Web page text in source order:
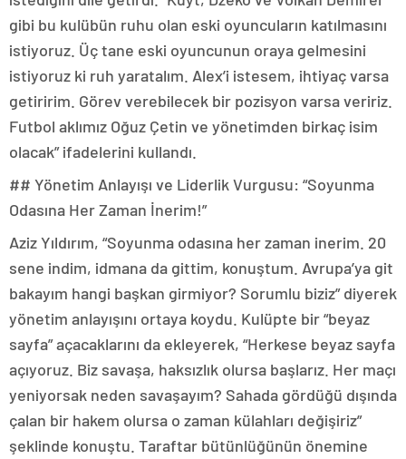
gibi bu kulübün ruhu olan eski oyuncuların katılmasını
istiyoruz. Üç tane eski oyuncunun oraya gelmesini
istiyoruz ki ruh yaratalım. Alex’i istesem, ihtiyaç varsa
getiririm. Görev verebilecek bir pozisyon varsa veririz.
Futbol aklımız Oğuz Çetin ve yönetimden birkaç isim
olacak” ifadelerini kullandı.
## Yönetim Anlayışı ve Liderlik Vurgusu: “Soyunma
Odasına Her Zaman İnerim!”
Aziz Yıldırım, “Soyunma odasına her zaman inerim. 20
sene indim, idmana da gittim, konuştum. Avrupa’ya git
bakayım hangi başkan girmiyor? Sorumlu biziz” diyerek
yönetim anlayışını ortaya koydu. Kulüpte bir “beyaz
sayfa” açacaklarını da ekleyerek, “Herkese beyaz sayfa
açıyoruz. Biz savaşa, haksızlık olursa başlarız. Her maçı
yeniyorsak neden savaşayım? Sahada gördüğü dışında
çalan bir hakem olursa o zaman külahları değişiriz”
şeklinde konuştu. Taraftar bütünlüğünün önemine